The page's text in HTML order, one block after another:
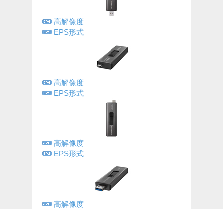
高解像度
EPS形式
高解像度
EPS形式
高解像度
EPS形式
高解像度